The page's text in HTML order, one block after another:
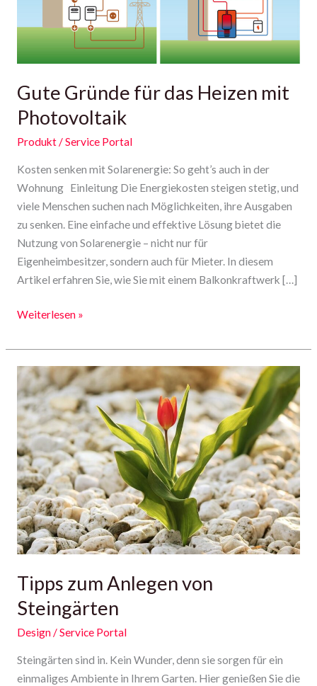
Gute Gründe für das Heizen mit
Photovoltaik
Produkt/Service Portal
Kosten senken mit Solarenergie: So geht’s auch in der
Wohnung Einleitung Die Energiekosten steigen stetig, und
viele Menschen suchen nach Möglichkeiten, ihre Ausgaben
zu senken. Eine einfache und effektive Lösung bietet die
Nutzung von Solarenergie – nicht nur für
Eigenheimbesitzer, sondern auch für Mieter. In diesem
Artikel erfahren Sie, wie Sie mit einem Balkonkraftwerk […]
mit
Photovoltaik
Weiterlesen »
Tipps zum Anlegen von
Steingärten
Design/Service Portal
Steingärten sind in. Kein Wunder, denn sie sorgen für ein
einmaliges Ambiente in Ihrem Garten. Hier genießen Sie die
Tipps
zum
Anlegen
von
Steingärten